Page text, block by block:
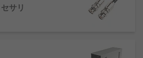
限と呼ばれる機能があり、シ
、電流を最大定格に制限しま
サリ